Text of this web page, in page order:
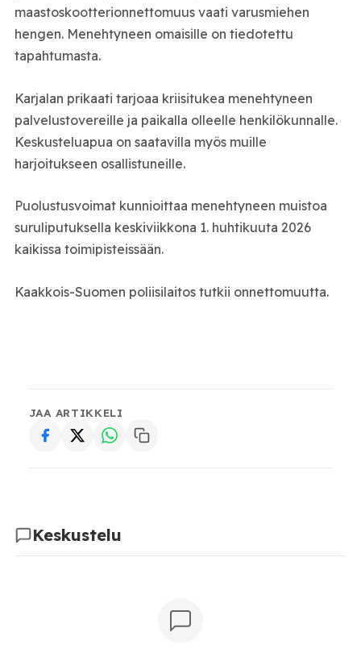
maastoskootterionnettomuus vaati varusmiehen
hengen. Menehtyneen omaisille on tiedotettu
tapahtumasta.
Karjalan prikaati tarjoaa kriisitukea menehtyneen
palvelustovereille ja paikalla olleelle henkilökunnalle.
Keskusteluapua on saatavilla myös muille
harjoitukseen osallistuneille.
Puolustusvoimat kunnioittaa menehtyneen muistoa
suruliputuksella keskiviikkona 1. huhtikuuta 2026
kaikissa toimipisteissään.
Kaakkois-Suomen poliisilaitos tutkii onnettomuutta.
JAA ARTIKKELI
Keskustelu